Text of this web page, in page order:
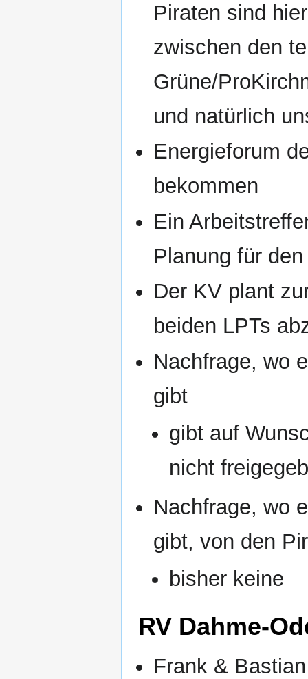
Piraten sind
zwischen den
Grüne/
und natürlich
Energieforum
bekommen
Ein
Planung für
Der KV plant
beiden LPTs
Nachfrage, wo
gibt
gibt auf
nicht
Nachfrage, wo
gibt, von den
bisher keine
RV Dahme-
Frank &